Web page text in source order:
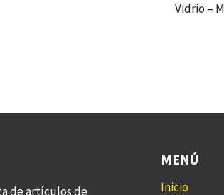
Vidrio –
de artículos de
MENÚ
Inicio